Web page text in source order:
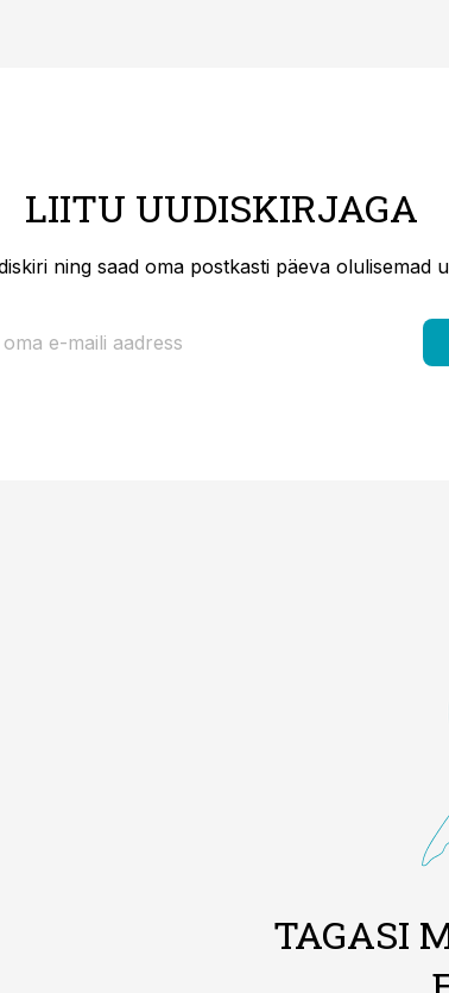
LIITU UUDISKIRJAGA
ning saad oma postkasti päeva olulisemad
TAGASI